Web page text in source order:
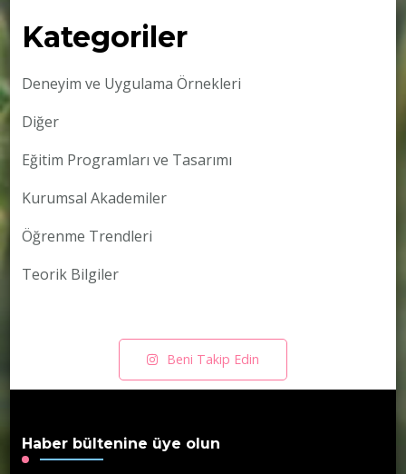
Kategoriler
Deneyim ve Uygulama Örnekleri
Diğer
Eğitim Programları ve Tasarımı
Kurumsal Akademiler
Öğrenme Trendleri
Teorik Bilgiler
Beni Takip Edin
Haber bültenine üye olun